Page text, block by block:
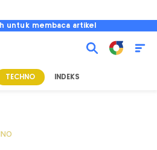
untuk membaca artikel
TECHNO INDEKS